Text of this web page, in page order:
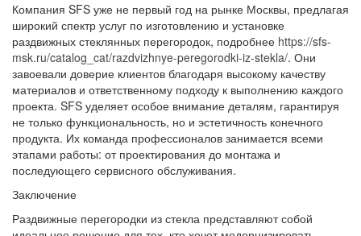
Компания SFS уже не первый год на рынке Москвы, предлагая
широкий спектр услуг по изготовлению и установке
раздвижных стеклянных перегородок, подробнее https://sfs-
msk.ru/catalog_cat/razdvizhnye-peregorodki-iz-stekla/. Они
завоевали доверие клиентов благодаря высокому качеству
материалов и ответственному подходу к выполнению каждого
проекта. SFS уделяет особое внимание деталям, гарантируя
не только функциональность, но и эстетичность конечного
продукта. Их команда профессионалов занимается всеми
этапами работы: от проектирования до монтажа и
последующего сервисного обслуживания.
Заключение
Раздвижные перегородки из стекла представляют собой